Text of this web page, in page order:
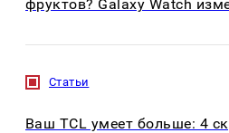
фруктов? Galaxy Watch
Статьи
Ваш TCL умеет больше: 4